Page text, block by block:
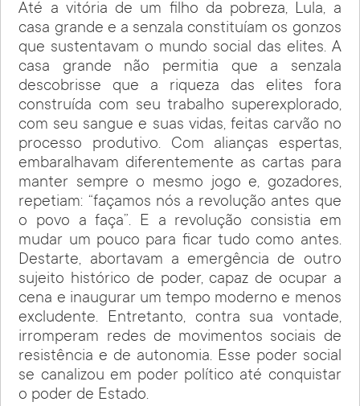
Até a vitória de um filho da pobreza, Lula, a
casa grande e a senzala constituíam os gonzos
que sustentavam o mundo social das elites. A
casa grande não permitia que a senzala
descobrisse que a riqueza das elites fora
construída com seu trabalho superexplorado,
com seu sangue e suas vidas, feitas carvão no
processo produtivo. Com alianças espertas,
embaralhavam diferentemente as cartas para
manter sempre o mesmo jogo e, gozadores,
repetiam: “façamos nós a revolução antes que
o povo a faça”. E a revolução consistia em
mudar um pouco para ficar tudo como antes.
Destarte, abortavam a emergência de outro
sujeito histórico de poder, capaz de ocupar a
cena e inaugurar um tempo moderno e menos
excludente. Entretanto, contra sua vontade,
irromperam redes de movimentos sociais de
resistência e de autonomia. Esse poder social
se canalizou em poder político até conquistar
o poder de Estado.